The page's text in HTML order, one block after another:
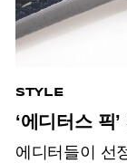
STYLE
‘에디터스 픽
에디터들이 선